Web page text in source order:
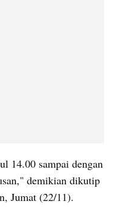
14.00 sampai dengan
demikian dikutip
Jumat (22/11).